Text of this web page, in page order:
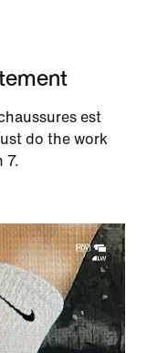
est
do the work
7.